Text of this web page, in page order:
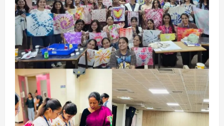
2
3
अपराध छत्तीसगढ़
बहन ने कारोबारी भाई पर लगाया करोड़ों रुपये
की धोखाधड़ी का आरोप
August 7, 2026
छत्तीसगढ़ राज्य लाइफ स्टाइल
मोहला-मानपुर में फिर बाघ की दस्तक, बैल पर
हमले से ग्रामीणों में दहशत